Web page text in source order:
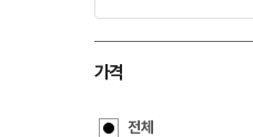
가격
전체